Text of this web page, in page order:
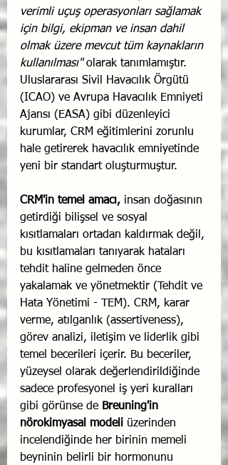
verimli uçuş operasyonları sağlamak
için bilgi, ekipman ve insan dahil
olmak üzere mevcut tüm kaynakların
kullanılması" olarak tanımlamıştır.
Uluslararası Sivil Havacılık Örgütü
(ICAO) ve Avrupa Havacılık Emniyeti
Ajansı (EASA) gibi düzenleyici
kurumlar, CRM eğitimlerini zorunlu
hale getirerek havacılık emniyetinde
yeni bir standart oluşturmuştur.
CRM'in temel amacı, insan doğasının
getirdiği bilişsel ve sosyal
kısıtlamaları ortadan kaldırmak değil,
bu kısıtlamaları tanıyarak hataları
tehdit haline gelmeden önce
yakalamak ve yönetmektir (Tehdit ve
Hata Yönetimi - TEM). CRM, karar
verme, atılganlık (assertiveness),
görev analizi, iletişim ve liderlik gibi
temel becerileri içerir. Bu beceriler,
yüzeysel olarak değerlendirildiğinde
sadece profesyonel iş yeri kuralları
gibi görünse de Breuning'in
nörokimyasal modeli üzerinden
incelendiğinde her birinin memeli
beyninin belirli bir hormonunu